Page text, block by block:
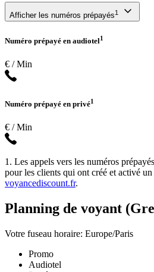
Afficher les numéros prépayés1
Numéro prépayé en audiotel1
€ / Min
Numéro prépayé en privé1
€ / Min
1. Les appels vers les numéros
pour les clients qui ont créé et activé
voyancediscount.fr.
Planning de voyant
Votre fuseau horaire: Europe/Paris
Promo
Audiotel